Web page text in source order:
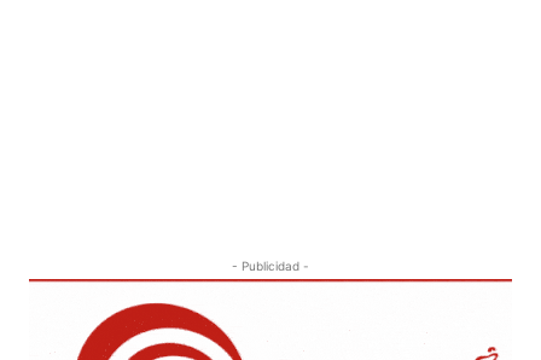
- Publicidad -